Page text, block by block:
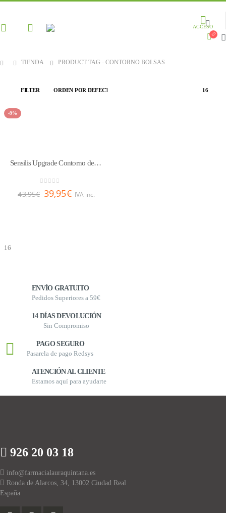
ACCESO
TIENDA PRODUCT TAG - CONTORNO BOLSAS
FILTER
-9%
Sensilis Upgrade Contorno de Ojos 15 ml
out of 5
43,95€ 39,95€ IVA inc.
ENVÍO GRATUITO
Pedidos Superiores a 59€
14 DÍAS DEVOLUCIÓN
Sin Compromiso
PAGO SEGURO
Pasarela de pago Redsys
ATENCIÓN AL CLIENTE
Estamos aquí para ayudarte
926 20 03 18
info@farmacialauraquintana.es
Ronda de Alarcos, 34, 13002 Ciudad Real
España